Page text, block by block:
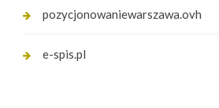
pozycjonowaniewarszawa.ovh
e-spis.pl